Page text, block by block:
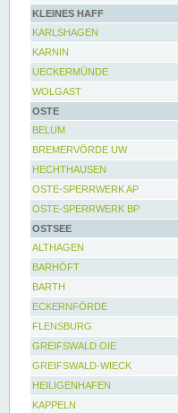
KLEINES HAFF
KARLSHAGEN
KARNIN
UECKERMÜNDE
WOLGAST
OSTE
BELUM
BREMERVÖRDE UW
HECHTHAUSEN
OSTE-SPERRWERK AP
OSTE-SPERRWERK BP
OSTSEE
ALTHAGEN
BARHÖFT
BARTH
ECKERNFÖRDE
FLENSBURG
GREIFSWALD OIE
GREIFSWALD-WIECK
HEILIGENHAFEN
KAPPELN